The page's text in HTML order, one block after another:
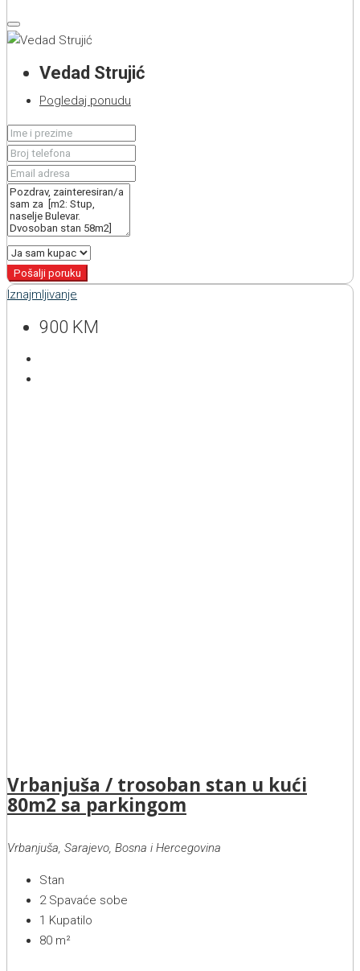
Vedad Strujić
Pogledaj ponudu
Pošalji poruku
Iznajmljivanje
900 KM
Vrbanjuša / trosoban stan u kući
80m2 sa parkingom
Vrbanjuša, Sarajevo, Bosna i Hercegovina
Stan
2 Spavaće sobe
1 Kupatilo
80 m²